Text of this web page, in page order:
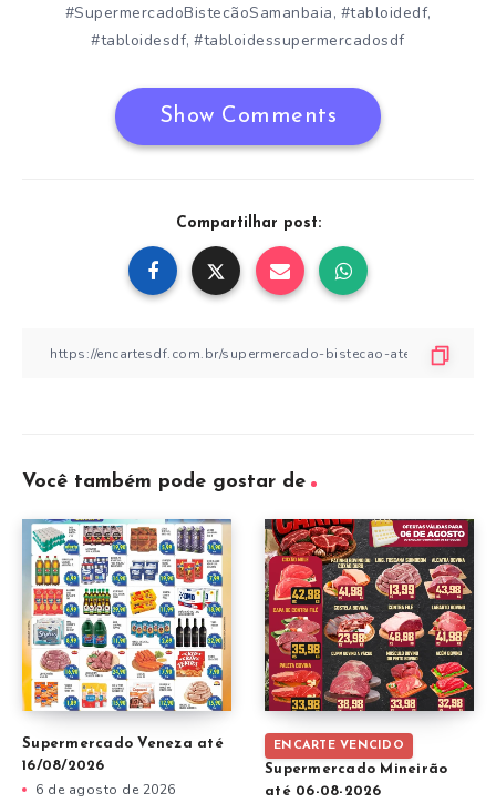
#SupermercadoBistecãoSamanbaia, #tabloidedf,
#tabloidesdf,#tabloidessupermercadosdf
Show Comments
Compartilhar post:
Você também pode gostar de
Supermercado Veneza até
16/08/2026
6 de agosto de 2026
ENCARTE VENCIDO
Supermercado Mineirão
até 06-08-2026